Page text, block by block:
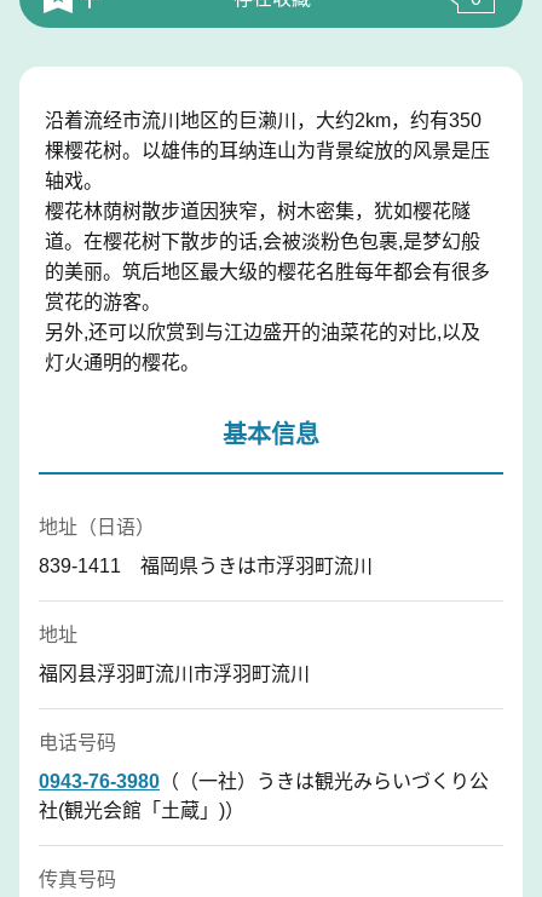
沿着流经市流川地区的巨濑川，大约2km，约有350
棵樱花树。以雄伟的耳纳连山为背景绽放的风景是压
轴戏。
樱花林荫树散步道因狭窄，树木密集，犹如樱花隧
道。在樱花树下散步的话,会被淡粉色包裹,是梦幻般
的美丽。筑后地区最大级的樱花名胜每年都会有很多
赏花的游客。
另外,还可以欣赏到与江边盛开的油菜花的对比,以及
灯火通明的樱花。
基本信息
地址（日语）
839-1411 福岡県うきは市浮羽町流川
地址
福冈县浮羽町流川市浮羽町流川
电话号码
0943-76-3980 （（一社）うきは観光みらいづくり公
社(観光会館「土蔵」)）
传真号码